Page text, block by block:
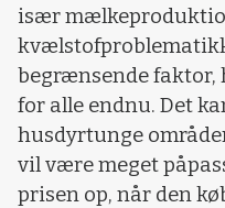
især
begrænsende faktor,
for alle endnu. Det
husdyrtunge
vil være meget
prisen op, når den